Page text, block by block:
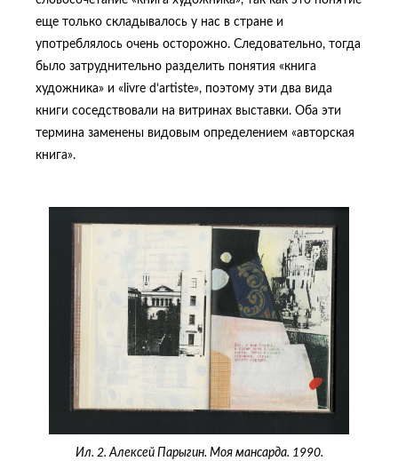
еще только складывалось у нас в стране и
употреблялось очень осторожно. Следовательно, тогда
было затруднительно разделить понятия «книга
художника» и «livre d’artiste», поэтому эти два вида
книги соседствовали на витринах выставки. Оба эти
термина заменены видовым определением «авторская
книга».
Ил. 2. Алексей Парыгин. Моя мансарда. 1990.